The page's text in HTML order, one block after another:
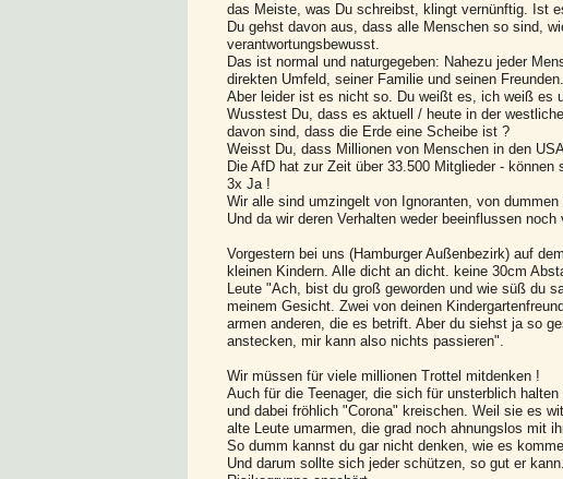
das Meiste, was Du schreibst, klingt vernünftig. Ist
Du gehst davon aus, dass alle Menschen so sind,
verantwortungsbewusst.
Das ist normal und naturgegeben: Nahezu jeder
direkten Umfeld, seiner Familie und seinen Freunden.
Aber leider ist es nicht so. Du weißt es, ich weiß es
Wusstest Du, dass es aktuell / heute in der
davon sind, dass die Erde eine Scheibe ist ?
Weisst Du, dass Millionen von Menschen in den
Die AfD hat zur Zeit über 33.500 Mitglieder -
3x Ja !
Wir alle sind umzingelt von Ignoranten, von
Und da wir deren Verhalten weder beeinflussen
Vorgestern bei uns (Hamburger Außenbezirk) auf
kleinen Kindern. Alle dicht an dicht. keine 30cm
Leute "Ach, bist du groß geworden und wie süß du
meinem Gesicht. Zwei von deinen
armen anderen, die es betrift. Aber du siehst ja so
anstecken, mir kann also nichts passieren".
Wir müssen für viele millionen Trottel mitdenken !
Auch für die Teenager, die sich für unsterblich
und dabei fröhlich "Corona" kreischen. Weil sie es
alte Leute umarmen, die grad noch ahnungslos mit
So dumm kannst du gar nicht denken, wie es
Und darum sollte sich jeder schützen, so gut er